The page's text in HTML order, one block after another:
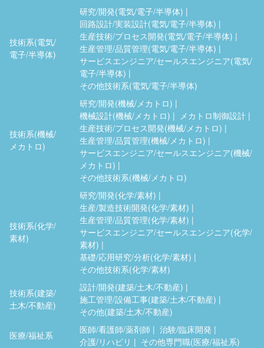
技術系(電気/
電子/半導体)
研究/開発(電気/電子/半導体)
回路設計/実装設計(電気/電子/半導体)
生産技術/プロセス開発(電気/電子/半導体)
生産管理/品質管理(電気/電子/半導体)
サービスエンジニア/セールスエンジニア(電気/
電子/半導体)
その他技術系(電気/電子/半導体)
技術系(機械/
メカトロ)
研究/開発(機械/メカトロ)
機械設計(機械/メカトロ)
メカトロ制御設計
生産技術/プロセス開発(機械/メカトロ)
生産管理/品質管理(機械/メカトロ)
サービスエンジニア/セールスエンジニア(機械/
メカトロ)
その他技術系(機械/メカトロ)
技術系(化学/
素材)
研究/開発(化学/素材)
生産/製造技術開発(化学/素材)
生産管理/品質管理(化学/素材)
サービスエンジニア/セールスエンジニア(化学/
素材)
基礎/応用研究/分析(化学/素材)
その他技術系(化学/素材)
技術系(建築/
土木/不動産)
設計/開発(建築/土木/不動産)
施工管理/設備工事(建築/土木/不動産)
その他(建築/土木/不動産)
医療/福祉系
医師/看護師/薬剤師
治験/臨床開発
介護/リハビリ
その他専門職(医療/福祉系)